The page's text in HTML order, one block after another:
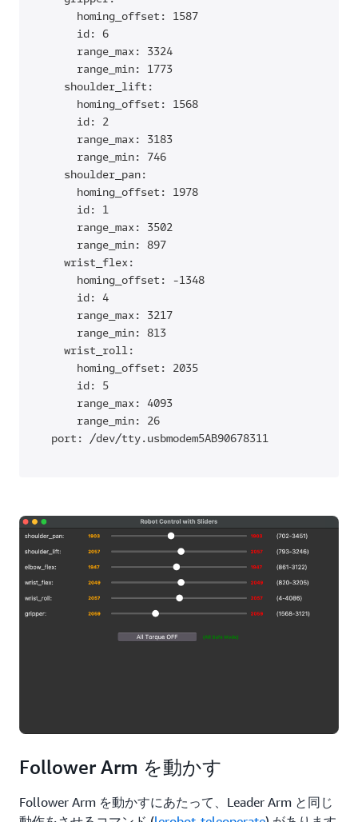
      homing_offset: 1587
      id: 6
      range_max: 3324
      range_min: 1773
    shoulder_lift:
      homing_offset: 1568
      id: 2
      range_max: 3183
      range_min: 746
    shoulder_pan:
      homing_offset: 1978
      id: 1
      range_max: 3502
      range_min: 897
    wrist_flex:
      homing_offset: -1348
      id: 4
      range_max: 3217
      range_min: 813
    wrist_roll:
      homing_offset: 2035
      id: 5
      range_max: 4093
      range_min: 26
  port: /dev/tty.usbmodem5AB90678311
Follower Arm を動かす
Follower Arm を動かすにあたって、Leader Arm と同じ